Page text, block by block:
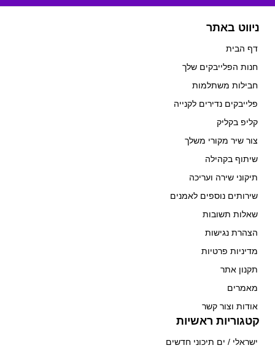
ניווט באתר
דף הבית
חנות הפלייבקים שלך
חבילות משתלמות
פלייבקים נדירים לקנייה
קליפ בקליק
צור שיר מקורי משלך
שיתוף בקהילה
תיקוני שירה ועריכה
שירותים נוספים לאמנים
שאלות תשובות
הצהרת נגישות
מדיניות פרטיות
תקנון אתר
מאמרים
אודות וצור קשר
קטגוריות ראשיות
ישראלי / ים תיכוני חדשים